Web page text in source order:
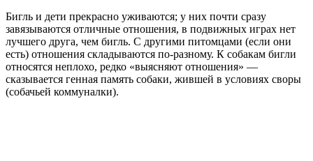
Бигль и дети прекрасно уживаются; у них почти сразу
завязываются отличные отношения, в подвижных играх нет
лучшего друга, чем бигль. С другими питомцами (если они
есть) отношения складываются по-разному. К собакам бигли
относятся неплохо, редко «выясняют отношения» —
сказывается генная память собаки, жившей в условиях своры
(собачьей коммуналки).